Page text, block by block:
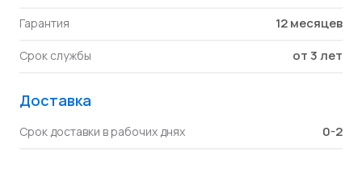
Гарантия 12 месяцев
Срок службы от 3 лет
Доставка
Срок доставки в рабочих днях 0-2